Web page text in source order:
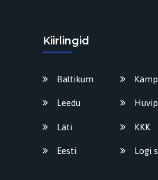
Kiirlingid
Baltikum
Leedu
Läti
Eesti
KKK
Logi